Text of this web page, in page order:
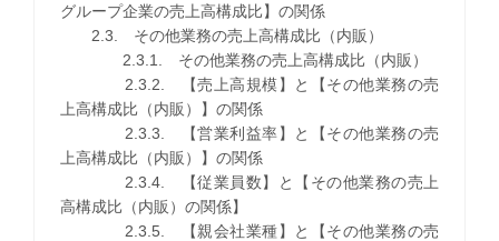
グループ企業の売上高構成比】の関係
2.3. その他業務の売上高構成比（内販）
2.3.1. その他業務の売上高構成比（内販）
2.3.2. 【売上高規模】と【その他業務の売
上高構成比（内販）】の関係
2.3.3. 【営業利益率】と【その他業務の売
上高構成比（内販）】の関係
2.3.4. 【従業員数】と【その他業務の売上
高構成比（内販）の関係】
2.3.5. 【親会社業種】と【その他業務の売